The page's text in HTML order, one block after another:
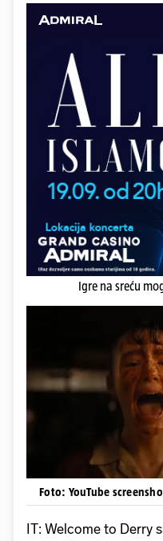
Igre na sreću
Foto: YouTube
IT: Welcome to Derry